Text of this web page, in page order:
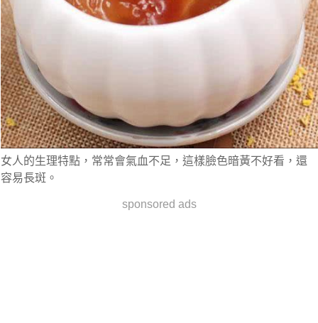
女人的生理特點，常常會氣血不足，這樣臉色暗黃不好看，還
容易長斑。
sponsored ads